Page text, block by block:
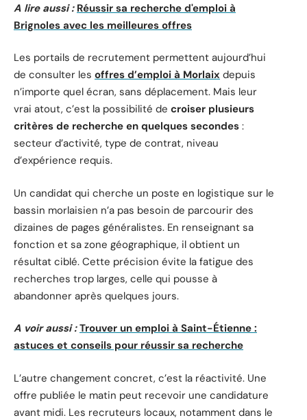
A lire aussi : Réussir sa recherche d'emploi à
Brignoles avec les meilleures offres
Les portails de recrutement permettent aujourd’hui
de consulter les offres d’emploi à Morlaix depuis
n’importe quel écran, sans déplacement. Mais leur
vrai atout, c’est la possibilité de croiser plusieurs
critères de recherche en quelques secondes :
secteur d’activité, type de contrat, niveau
d’expérience requis.
Un candidat qui cherche un poste en logistique sur le
bassin morlaisien n’a pas besoin de parcourir des
dizaines de pages généralistes. En renseignant sa
fonction et sa zone géographique, il obtient un
résultat ciblé. Cette précision évite la fatigue des
recherches trop larges, celle qui pousse à
abandonner après quelques jours.
A voir aussi : Trouver un emploi à Saint-Étienne :
astuces et conseils pour réussir sa recherche
L’autre changement concret, c’est la réactivité. Une
offre publiée le matin peut recevoir une candidature
avant midi. Les recruteurs locaux, notamment dans le